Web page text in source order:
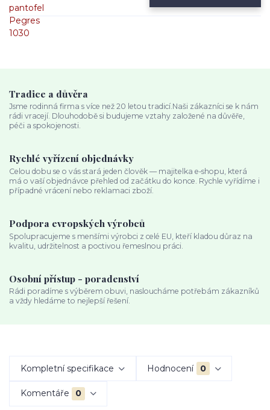
Tradice a důvěra
Jsme rodinná firma s více než 20 letou tradicí.Naši zákazníci se k nám
rádi vracejí. Dlouhodobě si budujeme vztahy založené na důvěře,
péči a spokojenosti.
Rychlé vyřízení objednávky
Celou dobu se o vás stará jeden člověk — majitelka e‑shopu, která
má o vaší objednávce přehled od začátku do konce. Rychle vyřídíme i
případné vrácení nebo reklamaci zboží.
Podpora evropských výrobců
Spolupracujeme s menšími výrobci z celé EU, kteří kladou důraz na
kvalitu, udržitelnost a poctivou řemeslnou práci.
Osobní přístup - poradenství
Rádi poradíme s výběrem obuvi, nasloucháme potřebám zákazníků
a vždy hledáme to nejlepší řešení.
Kompletní specifikace Hodnocení 0
Komentáře 0